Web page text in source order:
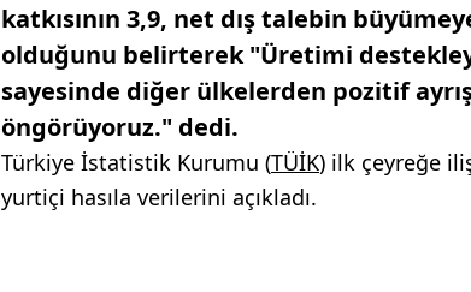
katkısının 3,9, net dış talebin
olduğunu belirterek "Üretimi
sayesinde diğer ülkelerden pozitif
öngörüyoruz." dedi.
Türkiye İstatistik Kurumu (TÜİK) ilk çeyreğe
yurtiçi hasıla verilerini açıkladı.